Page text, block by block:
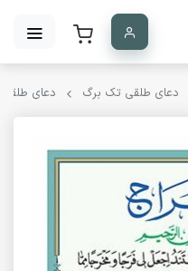
دعای طلقی تک برگ دعای